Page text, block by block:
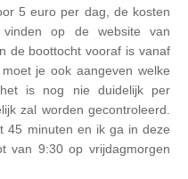
5 euro per dag, de kosten
op de website van
de boottocht vooraf is vanaf
je ook aangeven welke
is nog nie duidelijk per
zal worden gecontroleerd.
45 minuten en ik ga in deze
van 9:30 op vrijdagmorgen